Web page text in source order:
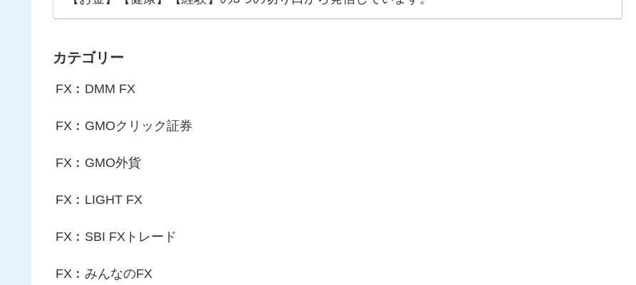
カテゴリー
FX︰DMM FX
FX︰GMOクリック証券
FX︰GMO外貨
FX︰LIGHT FX
FX︰SBI FXトレード
FX︰みんなのFX